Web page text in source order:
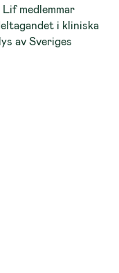
medlemmar
i kliniska
av Sveriges